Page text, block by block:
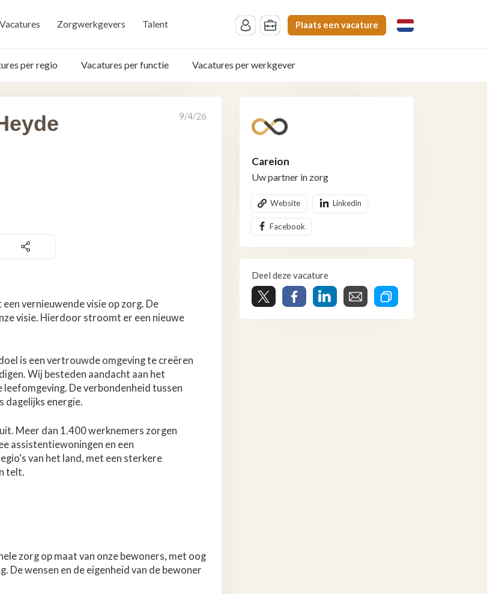
Vacatures Zorgwerkgevers Talent Plaats een vacature
per regio Vacatures per functie Vacatures per werkgever
9/4/26
vernieuwende visie op zorg. De
visie. Hierdoor stroomt er een nieuwe
is een vertrouwde omgeving te creëren
Wij besteden aandacht aan het
De verbondenheid tussen
dagelijks energie.
Meer dan 1.400 werknemers zorgen
assistentiewoningen en een
van het land, met een sterkere
telt.
zorg op maat van onze bewoners, met oog
De wensen en de eigenheid van de bewoner
Careion
Uw partner in zorg
Website Linkedin
Facebook
Deel deze vacature